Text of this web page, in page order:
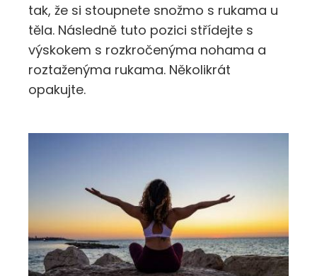
tak, že si stoupnete snožmo s rukama u
těla. Následně tuto pozici střídejte s
výskokem s rozkročenýma nohama a
roztaženýma rukama. Několikrát
opakujte.